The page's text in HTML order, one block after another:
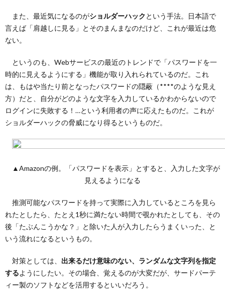
また、最近気になるのがショルダーハック という手法。日本語で
言えば「肩越しに見る」とそのまんまなのだけど、これが最近は危
ない。
というのも、Webサービスの最近のトレンドで「パスワードを一
時的に見えるようにする」機能が取り入れられているのだ。これ
は、もはや当たり前となったパスワードの隠蔽（****のような見え
方）だと、自分がどのような文字を入力しているかわからないので
ログインに失敗する！…という利用者の声に応えたものだ。これが
ショルダーハックの脅威になり得るというものだ。
▲Amazonの例。「パスワードを表示」とすると、入力した文字が
見えるようになる
推測可能なパスワードを持って実際に入力しているところを見ら
れたとしたら、たとえ1秒に満たない時間で覗かれたとしても、その
後「たぶんこうかな？」と除いた人が入力したらうまくいった、と
いう流れになるというもの。
対策としては、 出来るだけ意味のない、ランダムな文字列を指定
するようにしたい。その場合、覚えるのが大変だが、サードパーテ
ィー製のソフトなどを活用するといいだろう。